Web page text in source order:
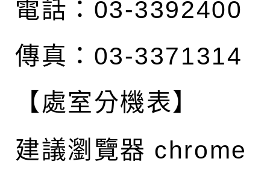
電話：03-3392400
傳真：03-3371314
【處室分機表】
建議瀏覽器 chrome